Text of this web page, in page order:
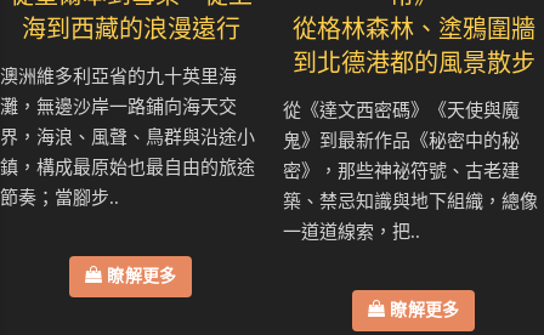
海到西藏的浪漫遠行
澳洲維多利亞省的九十英里海
灘，無邊沙岸一路鋪向海天交
界，海浪、風聲、鳥群與沿途小
鎮，構成最原始也最自由的旅途
節奏；當腳步..
瞭解更多
從格林森林、塗鴉圍牆
到北德港都的風景散步
從《達文西密碼》《天使與魔
鬼》到最新作品《秘密中的秘
密》，那些神祕符號、古老建
築、禁忌知識與地下組織，總像
一道道線索，把..
瞭解更多